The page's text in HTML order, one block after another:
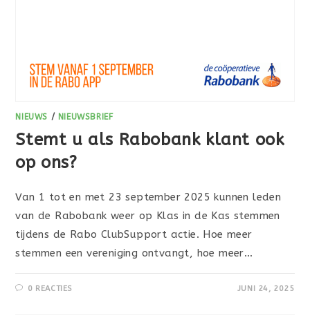
NIEUWS / NIEUWSBRIEF
Stemt u als Rabobank klant ook
op ons?
Van 1 tot en met 23 september 2025 kunnen leden
van de Rabobank weer op Klas in de Kas stemmen
tijdens de Rabo ClubSupport actie. Hoe meer
stemmen een vereniging ontvangt, hoe meer…
0 REACTIES JUNI 24, 2025